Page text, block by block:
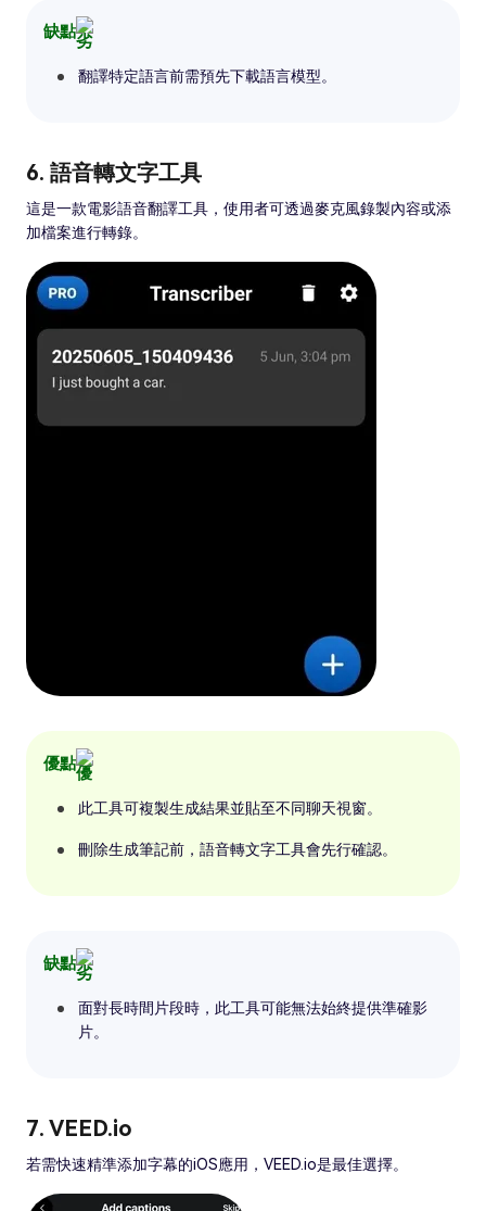
缺點
翻譯特定語言前需預先下載語言模型。
6. 語音轉文字工具
這是一款電影語音翻譯工具，使用者可透過麥克風錄製內容或添
加檔案進行轉錄。
優點
此工具可複製生成結果並貼至不同聊天視窗。
刪除生成筆記前，語音轉文字工具會先行確認。
缺點
面對長時間片段時，此工具可能無法始終提供準確影
片。
7. VEED.io
若需快速精準添加字幕的iOS應用，VEED.io是最佳選擇。